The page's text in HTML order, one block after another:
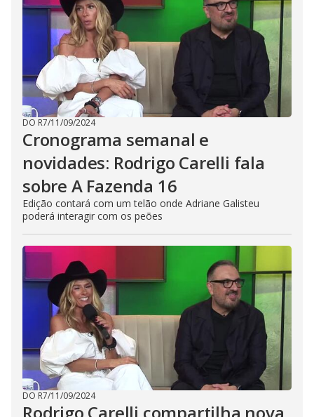
DO R7/11/09/2024
Cronograma semanal e
novidades: Rodrigo Carelli fala
sobre A Fazenda 16
Edição contará com um telão onde Adriane Galisteu
poderá interagir com os peões
DO R7/11/09/2024